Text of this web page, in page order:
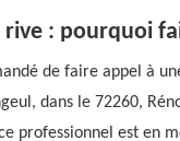
rive : pourquoi
de faire appel à
dans le 72260,
professionnel est en